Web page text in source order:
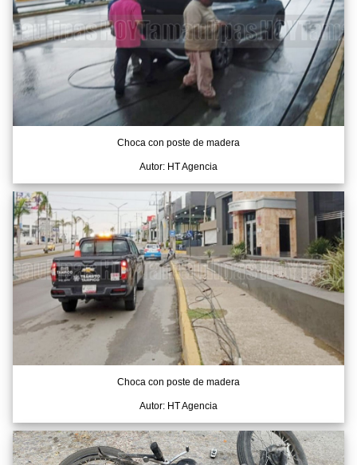
Choca con poste de madera
Autor: HT Agencia
Choca con poste de madera
Autor: HT Agencia